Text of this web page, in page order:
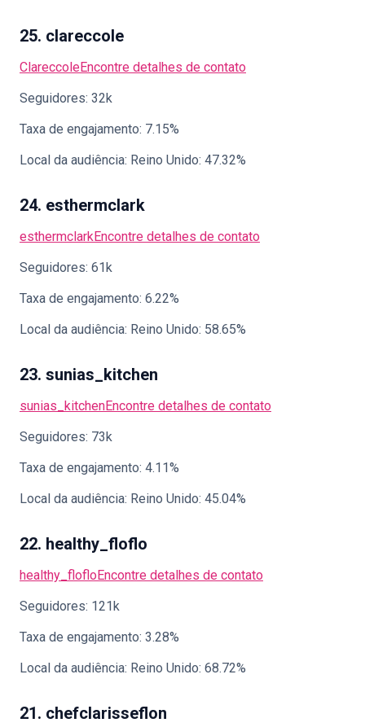
25. clareccole
ClareccoleEncontre detalhes de contato
Seguidores: 32k
Taxa de engajamento: 7.15%
Local da audiência: Reino Unido: 47.32%
24. esthermclark
esthermclarkEncontre detalhes de contato
Seguidores: 61k
Taxa de engajamento: 6.22%
Local da audiência: Reino Unido: 58.65%
23. sunias_kitchen
sunias_kitchenEncontre detalhes de contato
Seguidores: 73k
Taxa de engajamento: 4.11%
Local da audiência: Reino Unido: 45.04%
22. healthy_floflo
healthy_flofloEncontre detalhes de contato
Seguidores: 121k
Taxa de engajamento: 3.28%
Local da audiência: Reino Unido: 68.72%
21. chefclarisseflon